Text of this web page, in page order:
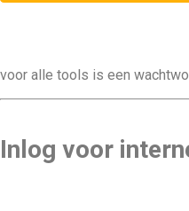
voor alle tools is een
Inlog voor